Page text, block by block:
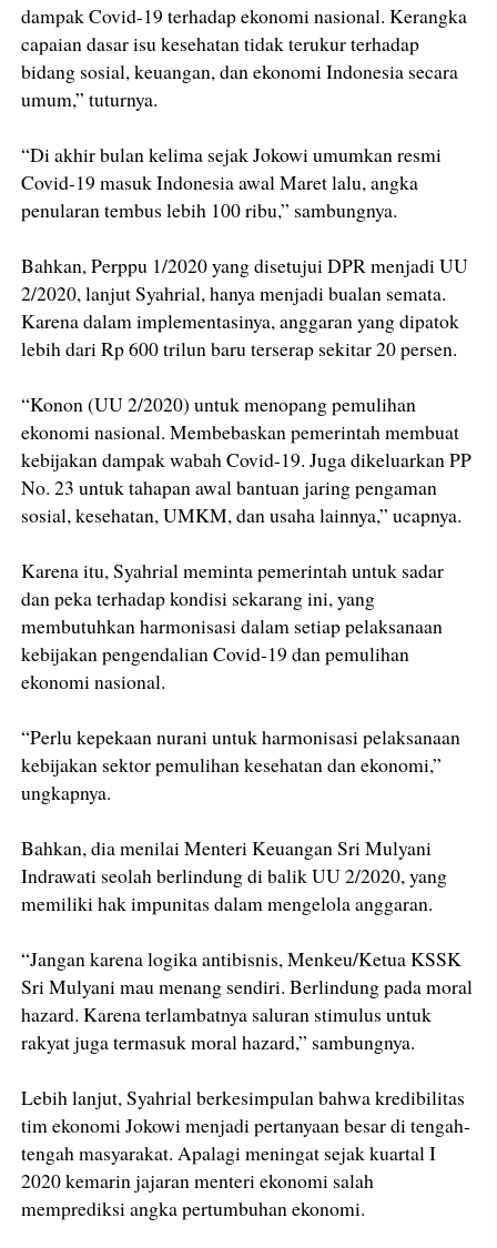
dampak Covid-19 terhadap ekonomi nasional. Kerangka
capaian dasar isu kesehatan tidak terukur terhadap
bidang sosial, keuangan, dan ekonomi Indonesia secara
umum,” tuturnya.
“Di akhir bulan kelima sejak Jokowi umumkan resmi
Covid-19 masuk Indonesia awal Maret lalu, angka
penularan tembus lebih 100 ribu,” sambungnya.
Bahkan, Perppu 1/2020 yang disetujui DPR menjadi UU
2/2020, lanjut Syahrial, hanya menjadi bualan semata.
Karena dalam implementasinya, anggaran yang dipatok
lebih dari Rp 600 trilun baru terserap sekitar 20 persen.
“Konon (UU 2/2020) untuk menopang pemulihan
ekonomi nasional. Membebaskan pemerintah membuat
kebijakan dampak wabah Covid-19. Juga dikeluarkan PP
No. 23 untuk tahapan awal bantuan jaring pengaman
sosial, kesehatan, UMKM, dan usaha lainnya,” ucapnya.
Karena itu, Syahrial meminta pemerintah untuk sadar
dan peka terhadap kondisi sekarang ini, yang
membutuhkan harmonisasi dalam setiap pelaksanaan
kebijakan pengendalian Covid-19 dan pemulihan
ekonomi nasional.
“Perlu kepekaan nurani untuk harmonisasi pelaksanaan
kebijakan sektor pemulihan kesehatan dan ekonomi,”
ungkapnya.
Bahkan, dia menilai Menteri Keuangan Sri Mulyani
Indrawati seolah berlindung di balik UU 2/2020, yang
memiliki hak impunitas dalam mengelola anggaran.
“Jangan karena logika antibisnis, Menkeu/Ketua KSSK
Sri Mulyani mau menang sendiri. Berlindung pada moral
hazard. Karena terlambatnya saluran stimulus untuk
rakyat juga termasuk moral hazard,” sambungnya.
Lebih lanjut, Syahrial berkesimpulan bahwa kredibilitas
tim ekonomi Jokowi menjadi pertanyaan besar di tengah-
tengah masyarakat. Apalagi meningat sejak kuartal I
2020 kemarin jajaran menteri ekonomi salah
memprediksi angka pertumbuhan ekonomi.